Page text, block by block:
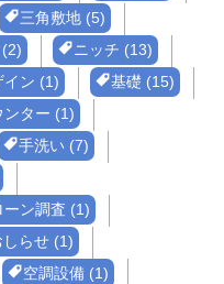
三角敷地 (5)
ニッチ (13)
イン (1)
基礎 (15)
ンター (1)
手洗い (7)
ーン調査 (1)
しらせ (1)
空調設備 (1)